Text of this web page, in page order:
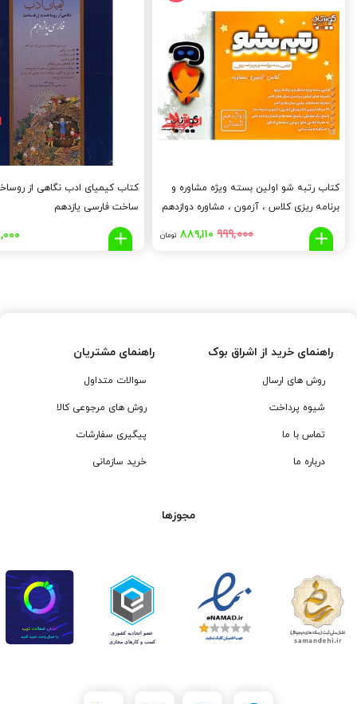
کتاب رتبه شو اولین بسته ویژه مشاوره و
برنامه ریزی کلاس ، آزمون ، مشاوره دوازدهم
انسانی
۹۹۹,۰۰۰ قیمت
۸۸۹,۱۱۰ تومانقیمت
کتاب کیمیای ادب نگاهی از
ساخت فارسی یازدهم
راهنمای خرید از اشراق بوک
روش های ارسال
شیوه پرداخت
تماس با ما
درباره ما
راهنمای مشتریان
سوالات متداول
روش های مرجوعی کالا
پیگیری سفارشات
خرید سازمانی
مجوزها